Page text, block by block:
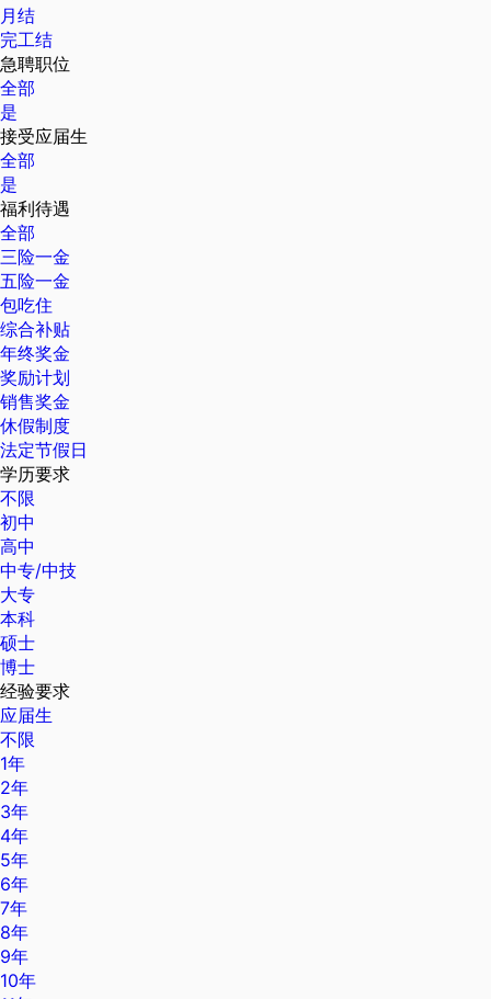
月结
完工结
急聘职位
全部
是
接受应届生
全部
是
福利待遇
全部
三险一金
五险一金
包吃住
综合补贴
年终奖金
奖励计划
销售奖金
休假制度
法定节假日
学历要求
不限
初中
高中
中专/中技
大专
本科
硕士
博士
经验要求
应届生
不限
1年
2年
3年
4年
5年
6年
7年
8年
9年
10年